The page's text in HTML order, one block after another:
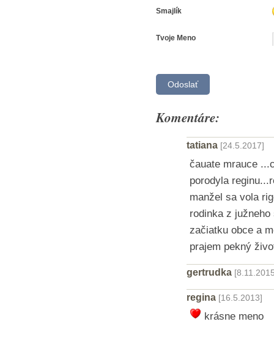
Smajlík
Tvoje Meno
Komentáre:
tatiana [24.5.2017]
čauate mrauce
porodyla
manžel sa vola
rodinka z
začiatku obce a
prajem pekný
gertrudka
regina [16.5.2013]
krásne meno